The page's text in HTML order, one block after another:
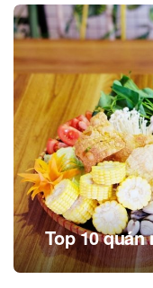
Top 10